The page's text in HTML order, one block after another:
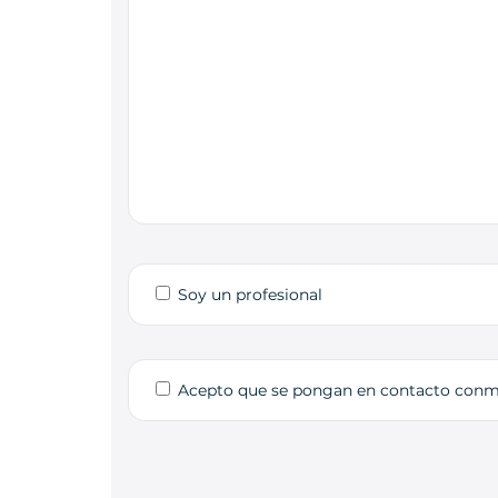
Soy un profesional
Acepto que se pongan en contacto